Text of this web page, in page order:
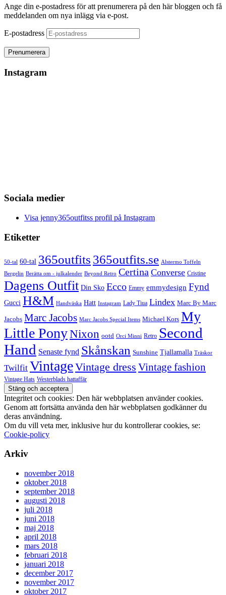
Ange din e-postadress för att prenumerera på den här bloggen och få
meddelanden om nya inlägg via e-post.
E-postadress
Instagram
Sociala medier
Visa jenny365outfitss profil på Instagram
Etiketter
50-tal 60-tal 365outfits 365outfits.se Alstermo Toffeln
Bergelin Berätta om - julkalender Beyond Retro Certina Converse Cristine
Dagens Outfit Din Sko Ecco Emmy emmydesign Fynd
Gucci H&M Handväska Hatt Instagram Lady Tiua Lindex Marc By Marc
Jacobs Marc Jacobs Marc Jacobs Special Items Michael Kors My
Little PonyNixon ootd Orci Minni Retro Second
Hand Senaste fynd Skånskan Sunshine Tjallamalla Träskor
Twilfit VintageVintage dress Vintage fashion
Vintage Hats Westerblads hattaffär
Integritet och cookies: Den här webbplatsen använder cookies.
Genom att fortsätta använda den här webbplatsen godkänner du
deras användning.
Om du vill veta mer, inklusive hur du kontrollerar cookies, se:
Cookie-policy
Arkiv
november 2018
oktober 2018
september 2018
augusti 2018
juli 2018
juni 2018
maj 2018
april 2018
mars 2018
februari 2018
januari 2018
december 2017
november 2017
oktober 2017